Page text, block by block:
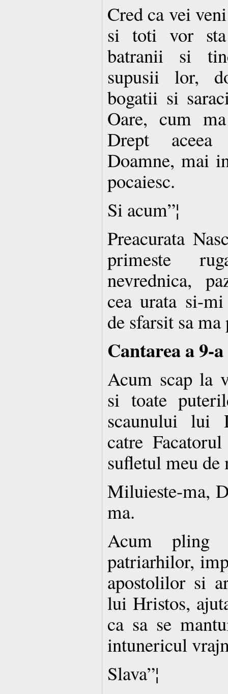
Cred ca vei
si toti vor
batranii si
supusii lor,
bogatii si
Oare, cum
Drept
Doamne, mai
pocaiesc.
Si acum”¦
Preacurata
primeste
nevrednica,
cea urata si-
de sfarsit sa ma
Cantarea a 9-a
Acum scap la
si toate
scaunului lui
catre
sufletul meu de
Miluieste-ma,
ma.
Acum pling
patriarhilor,
apostolilor si
lui Hristos,
ca sa se
intunericul
Slava”¦